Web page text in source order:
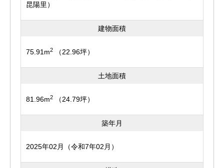
昆陽里）
建物面積
75.91m2 （22.96坪）
土地面積
81.96m2 （24.79坪）
築年月
2025年02月（令和7年02月）